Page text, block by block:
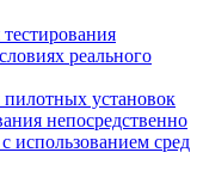
реального
пилотных установок
непосредственно
использованием сред